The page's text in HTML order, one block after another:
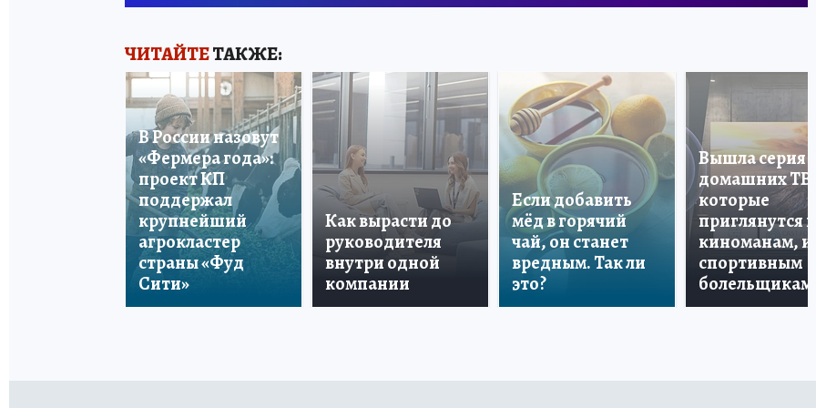
ЧИТАЙТЕТАКЖЕ:
В России назовут
«Фермера года»:
проект КП
поддержал
крупнейший
агрокластер
страны «Фуд
Сити»
Как вырасти до
руководителя
внутри одной
компании
Если добавить
мёд в горячий
чай, он станет
вредным. Так ли
это?
Вышла серия
домашних ТВ,
которые
приглянутся и
киноманам, и
спортивным
болельщикам